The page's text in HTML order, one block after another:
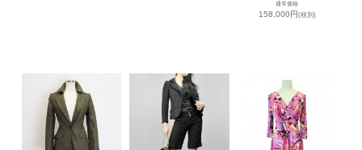
通常価格
158,000円(税別)